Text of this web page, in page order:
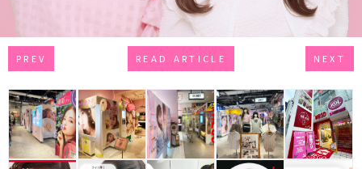
PREV READ ARTICLE NEXT